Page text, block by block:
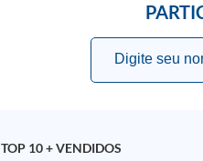
TOP 10 + VENDIDOS